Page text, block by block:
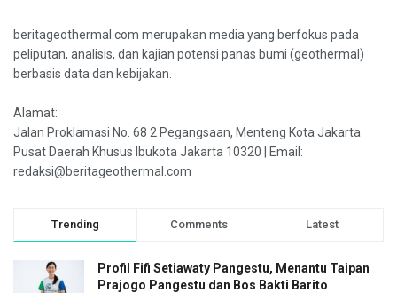
beritageothermal.com merupakan media yang berfokus pada
peliputan, analisis, dan kajian potensi panas bumi (geothermal)
berbasis data dan kebijakan.
Alamat:
Jalan Proklamasi No. 68 2 Pegangsaan, Menteng Kota Jakarta
Pusat Daerah Khusus Ibukota Jakarta 10320 | Email:
redaksi@beritageothermal.com
Trending Comments Latest
Profil Fifi Setiawaty Pangestu, Menantu Taipan
Prajogo Pangestu dan Bos Bakti Barito